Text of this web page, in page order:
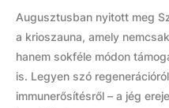
Augusztusban nyitott meg
a krioszauna, amely
hanem sokféle módon
is. Legyen szó
immunerősítésről – a jég